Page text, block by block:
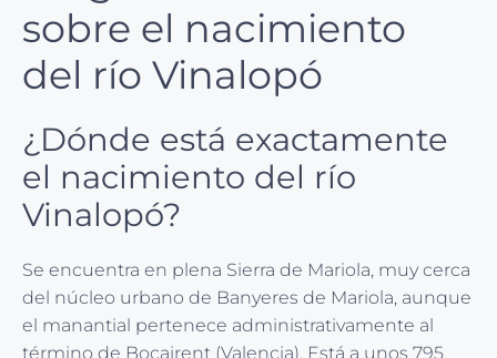
sobre el nacimiento
del río Vinalopó
¿Dónde está exactamente
el nacimiento del río
Vinalopó?
Se encuentra en plena Sierra de Mariola, muy cerca
del núcleo urbano de Banyeres de Mariola, aunque
el manantial pertenece administrativamente al
término de Bocairent (Valencia). Está a unos 795